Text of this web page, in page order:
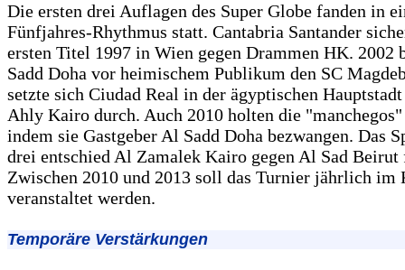
Die ersten drei Auflagen des Super Globe fanden in
Fünfjahres-Rhythmus statt. Cantabria Santander
ersten Titel 1997 in Wien gegen Drammen HK. 2002
Sadd Doha vor heimischem Publikum den SC
setzte sich Ciudad Real in der ägyptischen
Ahly Kairo durch. Auch 2010 holten die
indem sie Gastgeber Al Sadd Doha bezwangen. Das
drei entschied Al Zamalek Kairo gegen Al Sad Beirut
Zwischen 2010 und 2013 soll das Turnier jährlich im
veranstaltet werden.
Temporäre Verstärkungen